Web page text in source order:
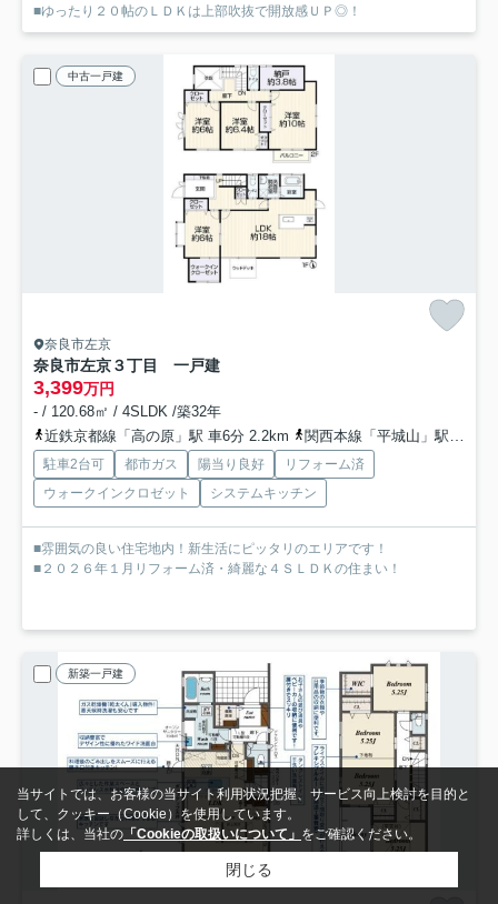
■ゆったり２０帖のＬＤＫは上部吹抜で開放感ＵＰ◎！
中古一戸建
奈良市左京
奈良市左京３丁目 一戸建
3,399万円
- / 120.68㎡ / 4SLDK /築32年
近鉄京都線「高の原」駅 車6分 2.2km
関西本線「平城山」駅 徒歩18分
駐車2台可 都市ガス 陽当り良好
リフォーム済
ウォークインクロゼット
システムキッチン
■雰囲気の良い住宅地内！新生活にピッタリのエリアです！
■２０２６年１月リフォーム済・綺麗な４ＳＬＤＫの住まい！
新築一戸建
当サイトでは、お客様の当サイト利用状況把握、サービス向上検討を目的と
して、クッキー（Cookie）を使用しています。
詳しくは、当社の 「Cookieの取扱いについて」 をご確認ください。
閉じる